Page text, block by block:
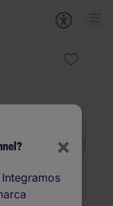
×
Integramos